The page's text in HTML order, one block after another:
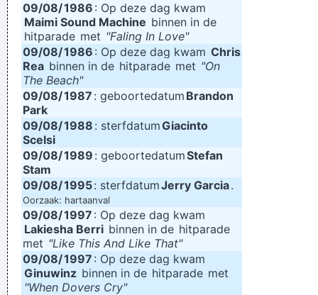
09/08/1986 : Op deze dag kwam
Maimi Sound Machine binnen in de
hitparade met "Faling In Love"
09/08/1986 : Op deze dag kwam Chris
Rea binnen in de hitparade met "On
The Beach"
09/08/1987 : geboortedatum Brandon
Park
09/08/1988 : sterfdatumGiacinto
Scelsi
09/08/1989 : geboortedatumStefan
Stam
09/08/1995: sterfdatumJerry Garcia.
Oorzaak: hartaanval
09/08/1997 : Op deze dag kwam
Lakiesha Berri binnen in de hitparade
met "Like This And Like That"
09/08/1997 : Op deze dag kwam
Ginuwinz binnen in de hitparade met
"When Dovers Cry"